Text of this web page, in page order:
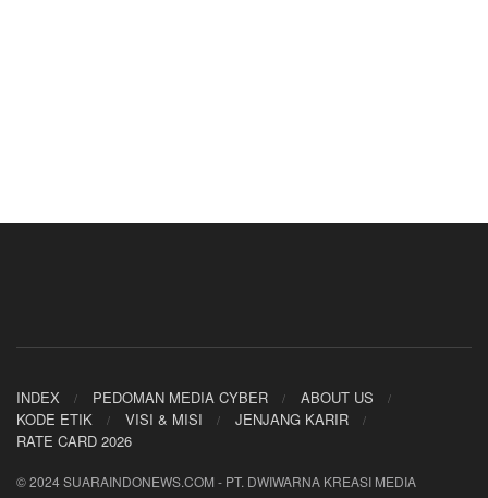
INDEX PEDOMAN MEDIA CYBER
ABOUT US
KODE ETIK
VISI & MISI
JENJANG KARIR
RATE CARD 2026
© 2024 SUARAINDONEWS.COM - PT. DWIWARNA KREASI MEDIA